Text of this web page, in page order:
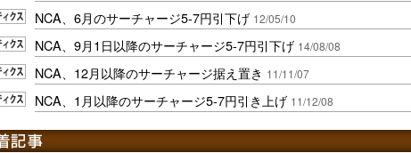
NCA、6月のサーチャージ5-7円引下げ 12/05/10
NCA、9月1日以降のサーチャージ5-7円引下げ 14/08/08
NCA、12月以降のサーチャージ据え置き 11/11/07
NCA、1月以降のサーチャージ5-7円引き上げ 11/12/08